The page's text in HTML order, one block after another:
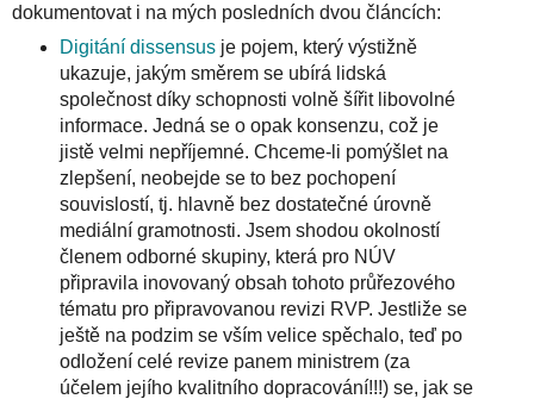
dokumentovat i na mých posledních dvou článcích:
Digitání dissensus je pojem, který výstižně
ukazuje, jakým směrem se ubírá lidská
společnost díky schopnosti volně šířit libovolné
informace. Jedná se o opak konsenzu, což je
jistě velmi nepříjemné. Chceme-li pomýšlet na
zlepšení, neobejde se to bez pochopení
souvislostí, tj. hlavně bez dostatečné úrovně
mediální gramotnosti. Jsem shodou okolností
členem odborné skupiny, která pro NÚV
připravila inovovaný obsah tohoto průřezového
tématu pro připravovanou revizi RVP. Jestliže se
ještě na podzim se vším velice spěchalo, teď po
odložení celé revize panem ministrem (za
účelem jejího kvalitního dopracování!!!) se, jak se